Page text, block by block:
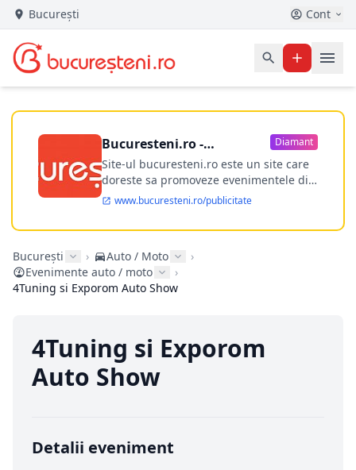
București Cont
Bucuresteni.ro -
publicitate online
Diamant
Site-ul bucuresteni.ro este un site care
doreste sa promoveze evenimentele din
Bucuresti si nu numai, sa puna la
dispozitia utilizatorului cea mai
performanta harta electronica a
ofere posibilitatea firmel...
www.bucuresteni.ro/publicitate
București › Auto / Moto
›
Evenimente auto / moto
›
4Tuning si Exporom Auto Show
4Tuning si Exporom
Auto Show
Detalii eveniment